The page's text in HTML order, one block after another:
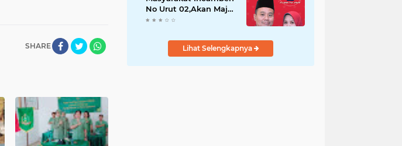
SHARE
No Urut 02,Akan Maju
Untuk Memajukan
Lihat Selengkapnya